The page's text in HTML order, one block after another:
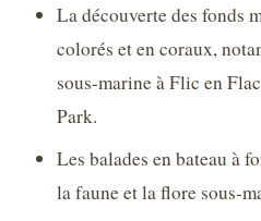
La découverte des fonds
colorés et en coraux,
sous-marine à Flic en
Park.
Les balades en bateau à
la faune et la flore sous-